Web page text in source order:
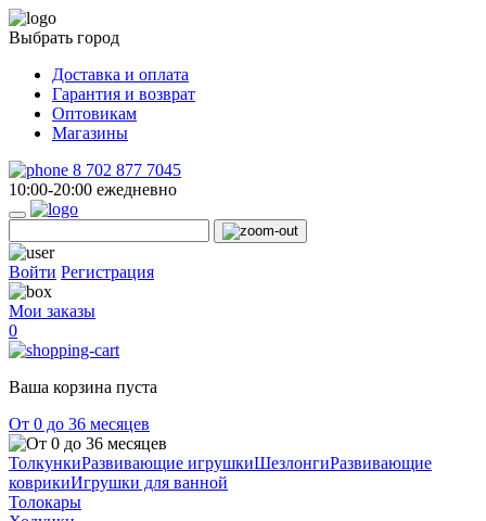
Выбрать город
Доставка и оплата
Гарантия и возврат
Оптовикам
Магазины
8 702 877 7045
10:00-20:00 ежедневно
Войти Регистрация
Мои заказы
0
Ваша корзина пуста
От 0 до 36 месяцев
ТолкункиРазвивающие игрушкиШезлонгиРазвивающие
коврикиИгрушки для ванной
Толокары